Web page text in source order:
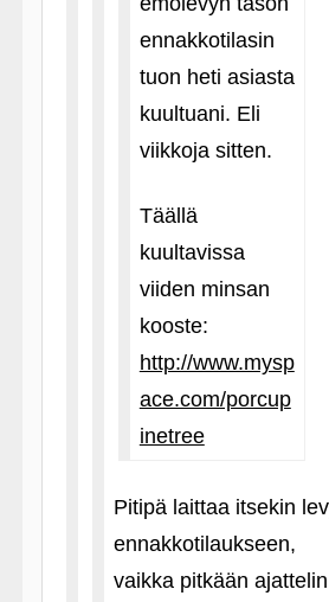
ennakkotilasin
tuon heti asiasta
kuultuani. Eli
viikkoja sitten.
Täällä
kuultavissa
viiden minsan
kooste:
http://www.mysp
ace.com/porcup
inetree
Pitipä laittaa itsekin
ennakkotilaukseen,
vaikka pitkään ajattelin